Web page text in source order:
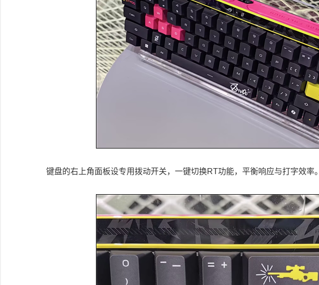
键盘的右上角面板设专用拨动开关，一键切换RT功能，平衡响应与打字效率。